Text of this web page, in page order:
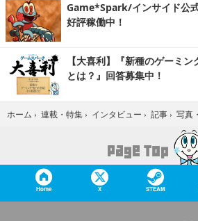
Game*Spark/インサイド公
好評稼働中！
【大喜利】『新種のゲーミ
とは？』回答募集中！
ホーム › 連載・特集 › インタビュー › 記事 › 写真
Home X STEAM